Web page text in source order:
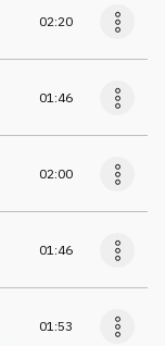
02:20
01:46
02:00
01:46
01:53